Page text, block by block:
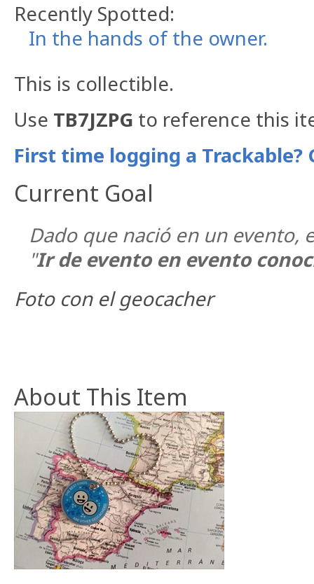
Recently Spotted:
In the hands of the owner.
This is collectible.
Use TB7JZPG to reference this
First time logging a Trackable?
Current Goal
Dado que nació en un evento,
"Ir de evento en evento
Foto con el geocacher
About This Item